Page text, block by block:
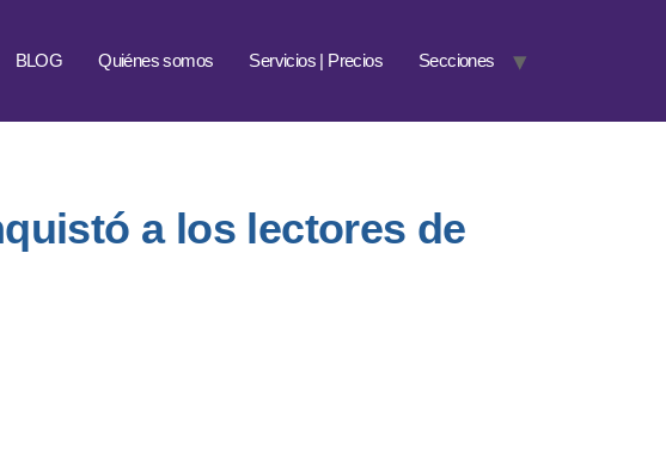
BLOG Quiénes somos Servicios | Precios Secciones
a los lectores de